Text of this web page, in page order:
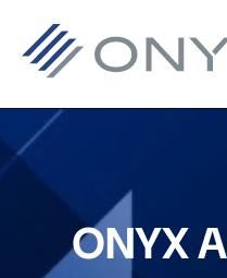
navegación
principal
principal
página
ONYX